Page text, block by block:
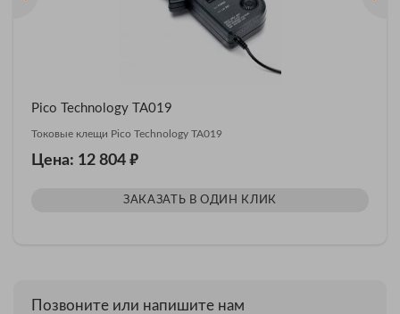
Pico Technology TA019
Токовые клещи Pico Technology TA019
Цена: 12 804 ₽
ЗАКАЗАТЬ В ОДИН КЛИК
Позвоните или напишите нам